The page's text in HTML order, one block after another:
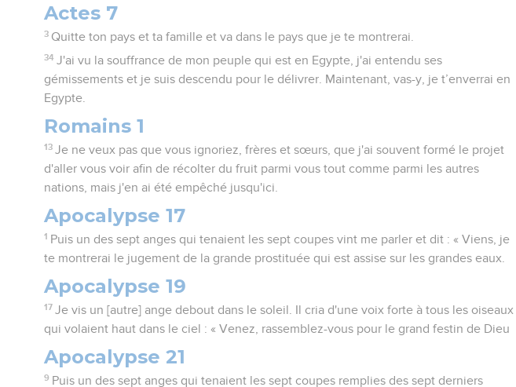
Actes 7
3 Quitte ton pays et ta famille et va dans le pays que je te montrerai.
34 J'ai vu la souffrance de mon peuple qui est en Egypte, j'ai entendu ses
gémissements et je suis descendu pour le délivrer. Maintenant, vas-y, je t’enverrai en
Egypte.
Romains 1
13 Je ne veux pas que vous ignoriez, frères et sœurs, que j'ai souvent formé le projet
d'aller vous voir afin de récolter du fruit parmi vous tout comme parmi les autres
nations, mais j'en ai été empêché jusqu'ici.
Apocalypse 17
1 Puis un des sept anges qui tenaient les sept coupes vint me parler et dit : « Viens, je
te montrerai le jugement de la grande prostituée qui est assise sur les grandes eaux.
Apocalypse 19
17 Je vis un [autre] ange debout dans le soleil. Il cria d'une voix forte à tous les oiseaux
qui volaient haut dans le ciel : « Venez, rassemblez-vous pour le grand festin de Dieu
Apocalypse 21
9 Puis un des sept anges qui tenaient les sept coupes remplies des sept derniers